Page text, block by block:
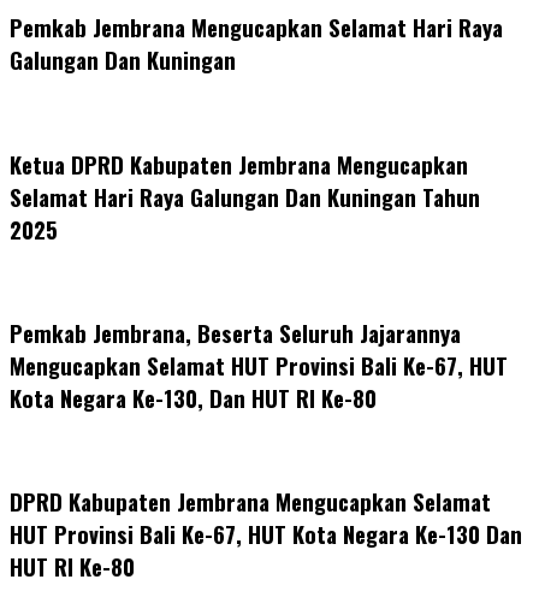
Pemkab Jembrana Mengucapkan Selamat Hari Raya
Galungan Dan Kuningan
Ketua DPRD Kabupaten Jembrana Mengucapkan
Selamat Hari Raya Galungan Dan Kuningan Tahun
2025
Pemkab Jembrana, Beserta Seluruh Jajarannya
Mengucapkan Selamat HUT Provinsi Bali Ke-67, HUT
Kota Negara Ke-130, Dan HUT RI Ke-80
DPRD Kabupaten Jembrana Mengucapkan Selamat
HUT Provinsi Bali Ke-67, HUT Kota Negara Ke-130 Dan
HUT RI Ke-80